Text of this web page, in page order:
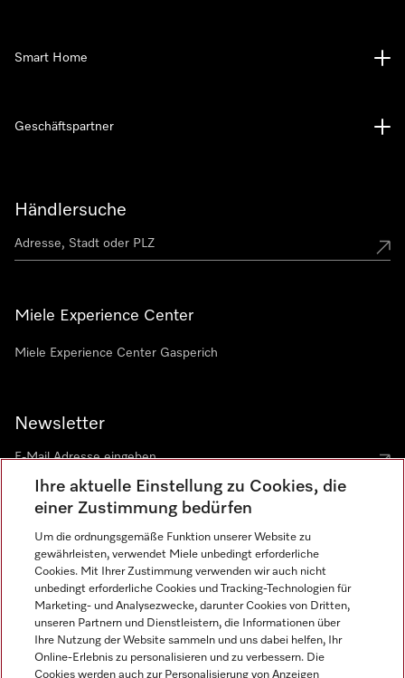
Händlersuche
Miele Experience Center
Miele Experience Center Gasperich
Newsletter
Sprache
DEUTSCH
Smart Home
Geschäftspartner
Ihre aktuelle Einstellung zu Cookies, die
einer Zustimmung bedürfen
Um die ordnungsgemäße Funktion unserer Website zu
gewährleisten, verwendet Miele unbedingt erforderliche
Cookies. Mit Ihrer Zustimmung verwenden wir auch nicht
unbedingt erforderliche Cookies und Tracking-Technologien für
Marketing- und Analysezwecke, darunter Cookies von Dritten,
unseren Partnern und Dienstleistern, die Informationen über
Ihre Nutzung der Website sammeln und uns dabei helfen, Ihr
Online-Erlebnis zu personalisieren und zu verbessern. Die
Cookies werden auch zur Personalisierung von Anzeigen